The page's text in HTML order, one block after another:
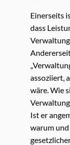
Einerseits
dass
assoziiert,
wäre. Wie
Ist er
warum und